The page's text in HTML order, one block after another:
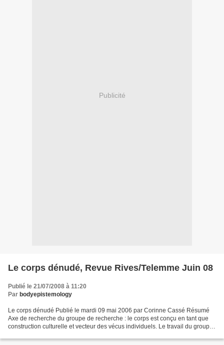
Publicité
Le corps dénudé, Revue Rives/Telemme Juin 08
Publié le 21/07/2008 à 11:20
Par bodyepistemology
Le corps dénudé Publié le mardi 09 mai 2006 par Corinne Cassé Résumé
Axe de recherche du groupe de recherche : le corps est conçu en tant que
construction culturelle et vecteur des vécus individuels. Le travail du groupe